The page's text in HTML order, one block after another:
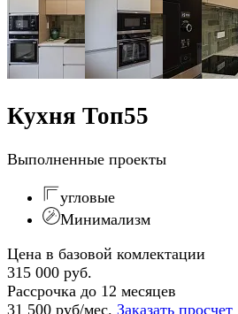
Кухня Топ55
Выполненные проекты
угловые
Минимализм
Цена в базовой комлектации
315 000 руб.
Рассрочка до 12 месяцев
31 500 руб/мес. Заказать просчет